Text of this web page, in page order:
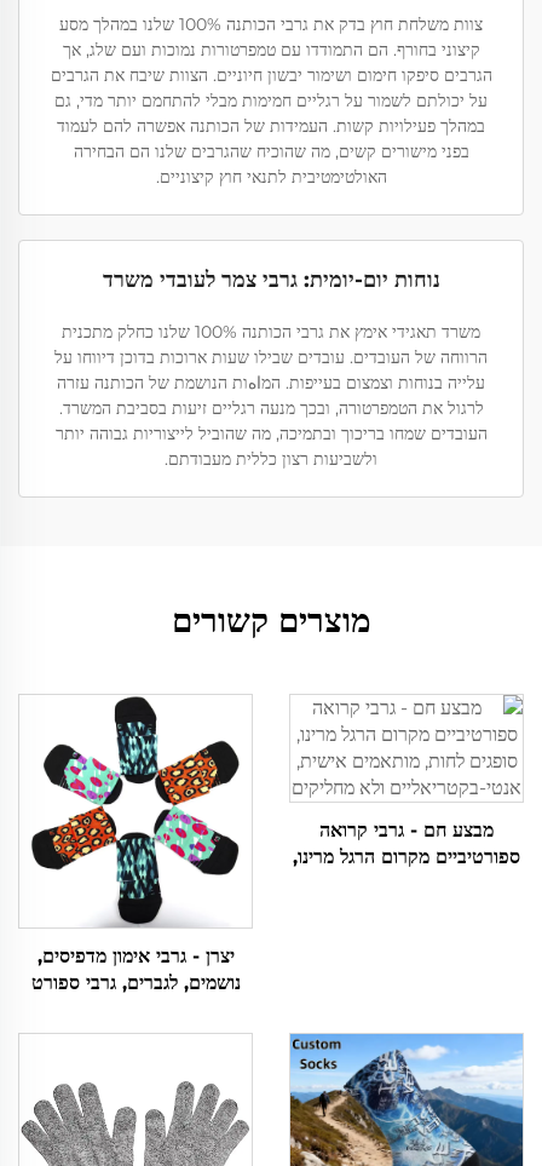
צוות משלחת חוץ בדק את גרבי הכותנה 100% שלנו במהלך מסע
קיצוני בחורף. הם התמודדו עם טמפרטורות נמוכות ועם שלג, אך
הגרבים סיפקו חימום ושימור יבשון חיוניים. הצוות שיבח את הגרבים
על יכולתם לשמור על רגליים חמימות מבלי להתחמם יותר מדי, גם
במהלך פעילויות קשות. העמידות של הכותנה אפשרה להם לעמוד
בפני מישורים קשים, מה שהוכיח שהגרבים שלנו הם הבחירה
האולטימטיבית לתנאי חוץ קיצוניים.
נוחות יום-יומית: גרבי צמר לעובדי משרד
משרד תאגידי אימץ את גרבי הכותנה 100% שלנו כחלק מתכנית
הרווחה של העובדים. עובדים שבילו שעות ארוכות בדוכן דיווחו על
עלייה בנוחות וצמצום בעייפות. המاهות הנושמת של הכותנה עזרה
לרגול את הטמפרטורה, ובכך מנעה רגליים זיעות בסביבת המשרד.
העובדים שמחו בריכוך ובתמיכה, מה שהוביל לייצוריות גבוהה יותר
ולשביעות רצון כללית מעבודתם.
מוצרים קשורים
מבצע חם - גרבי קרואה
ספורטיביים מקרום הרגל מרינו,
יצרן - גרבי אימון מדפיסים,
נושמים, לגברים, גרבי ספורט